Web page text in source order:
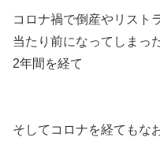
コロナ禍で倒産やリスト
当たり前になってしまっ
2年間を経て
そしてコロナを経てもな